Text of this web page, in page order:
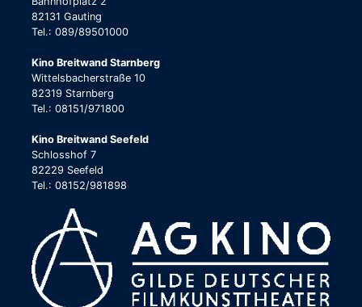
82131 Gauting
Tel.: 089/89501000
Kino Breitwand Starnberg
Wittelsbacherstraße 10
82319 Starnberg
Tel.: 08151/971800
Kino Breitwand Seefeld
Schlosshof 7
82229 Seefeld
Tel.: 08152/981898